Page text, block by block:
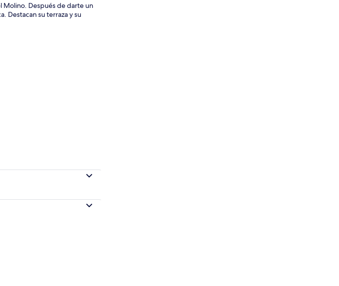
Molino. Después de darte un
Destacan su terraza y su